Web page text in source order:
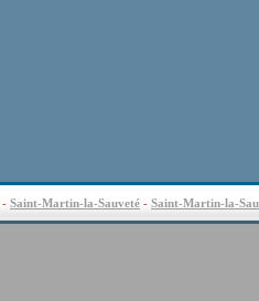
- Saint-Martin-la-Sauveté - Saint-Martin-la-